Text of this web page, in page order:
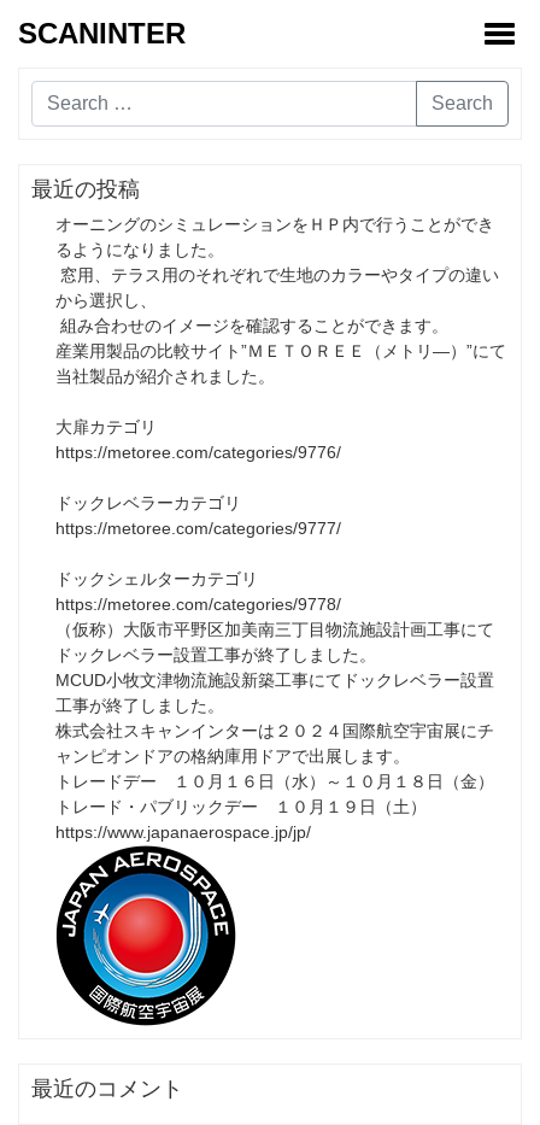
SCANINTER
Search
最近の投稿
オーニングのシミュレーションをＨＰ内で行うことができ
るようになりました。
窓用、テラス用のそれぞれで生地のカラーやタイプの違い
から選択し、
組み合わせのイメージを確認することができます。
産業用製品の比較サイト”ＭＥＴＯＲＥＥ（メトリ―）”にて
当社製品が紹介されました。
大扉カテゴリ
https://metoree.com/categories/9776/
ドックレベラーカテゴリ
https://metoree.com/categories/9777/
ドックシェルターカテゴリ
https://metoree.com/categories/9778/
（仮称）大阪市平野区加美南三丁目物流施設計画工事にて
ドックレベラー設置工事が終了しました。
MCUD小牧文津物流施設新築工事にてドックレベラー設置
工事が終了しました。
株式会社スキャンインターは２０２４国際航空宇宙展にチ
ャンピオンドアの格納庫用ドアで出展します。
トレードデー １０月１６日（水）～１０月１８日（金）
トレード・パブリックデー １０月１９日（土）
https://www.japanaerospace.jp/jp/
最近のコメント